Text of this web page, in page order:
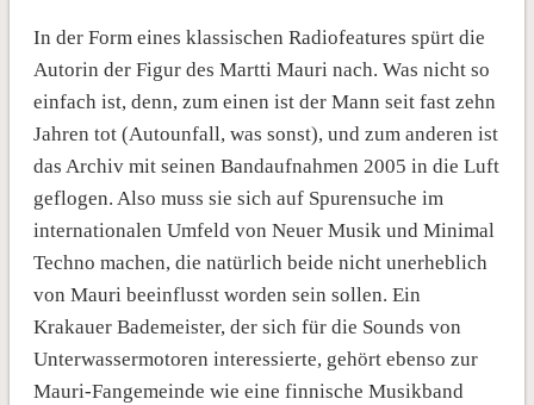
In der Form eines klassischen Radiofeatures spürt die
Autorin der Figur des Martti Mauri nach. Was nicht so
einfach ist, denn, zum einen ist der Mann seit fast zehn
Jahren tot (Autounfall, was sonst), und zum anderen ist
das Archiv mit seinen Bandaufnahmen 2005 in die Luft
geflogen. Also muss sie sich auf Spurensuche im
internationalen Umfeld von Neuer Musik und Minimal
Techno machen, die natürlich beide nicht unerheblich
von Mauri beeinflusst worden sein sollen. Ein
Krakauer Bademeister, der sich für die Sounds von
Unterwassermotoren interessierte, gehört ebenso zur
Mauri-Fangemeinde wie eine finnische Musikband